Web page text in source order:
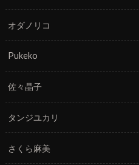
オダノリコ
Pukeko
佐々晶子
タンジユカリ
さくら麻美